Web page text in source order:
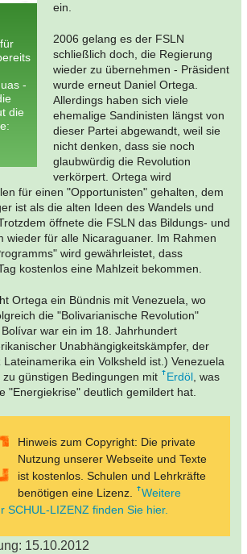
-
die
ein.
2006 gelang es der FSLN
schließlich doch, die Regierung
wieder zu übernehmen - Präsident
wurde erneut Daniel Ortega.
Allerdings haben sich viele
ehemalige Sandinisten längst von
dieser Partei abgewandt, weil sie
nicht denken, dass sie noch
glaubwürdig die Revolution
verkörpert. Ortega wird
für einen "Opportunisten" gehalten, dem
ist als die alten Ideen des Wandels und
öffnete die FSLN das Bildungs- und
wieder für alle Nicaraguaner. Im Rahmen
wird gewährleistet, dass
kostenlos eine Mahlzeit bekommen.
Ortega ein Bündnis mit Venezuela, wo
die "Bolivarianische Revolution"
war ein im 18. Jahrhundert
Unabhängigkeitskämpfer, der
ein Volksheld ist.) Venezuela
günstigen Bedingungen mit
Erdöl, was
"Energiekrise" deutlich gemildert hat.
Hinweis zum Copyright: Die private
Nutzung unserer Webseite und Texte
ist kostenlos. Schulen und Lehrkräfte
benötigen eine Lizenz.
Weitere
SCHUL-LIZENZ finden Sie hier.
15.10.2012